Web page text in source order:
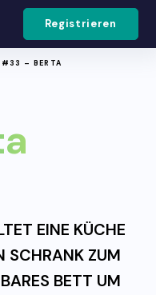
Registrieren
#33 – BERTA
EINE KÜCHE
SCHRANK ZUM
BETT UM